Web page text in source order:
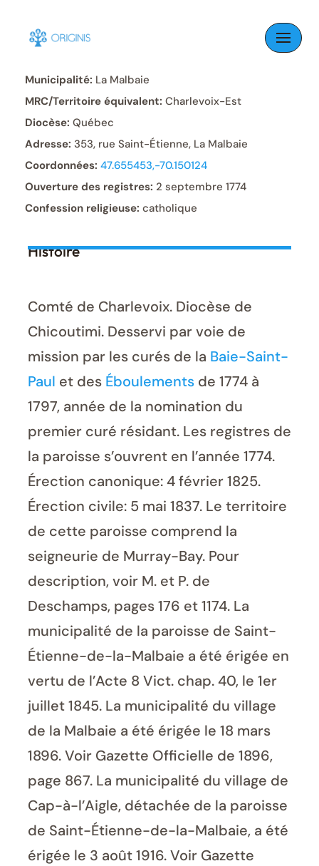
Skip
content
Municipalité: La Malbaie
MRC/Territoire équivalent: Charlevoix-Est
Diocèse: Québec
Adresse: 353, rue Saint-Étienne, La Malbaie
Coordonnées: 47.655453,-70.150124
Ouverture des registres: 2 septembre 1774
Confession religieuse: catholique
Histoire
Comté de Charlevoix. Diocèse de
Chicoutimi. Desservi par voie de
mission par les curés de la Baie-Saint-
Paul et des Éboulements de 1774 à
1797, année de la nomination du
premier curé résidant. Les registres de
la paroisse s’ouvrent en l’année 1774.
Érection canonique: 4 février 1825.
Érection civile: 5 mai 1837. Le territoire
de cette paroisse comprend la
seigneurie de Murray-Bay. Pour
description, voir M. et P. de
Deschamps, pages 176 et 1174. La
municipalité de la paroisse de Saint-
Étienne-de-la-Malbaie a été érigée en
vertu de l’Acte 8 Vict. chap. 40, le 1er
juillet 1845. La municipalité du village
de la Malbaie a été érigée le 18 mars
1896. Voir Gazette Officielle de 1896,
page 867. La municipalité du village de
Cap-à-l’Aigle, détachée de la paroisse
de Saint-Étienne-de-la-Malbaie, a été
érigée le 3 août 1916. Voir Gazette